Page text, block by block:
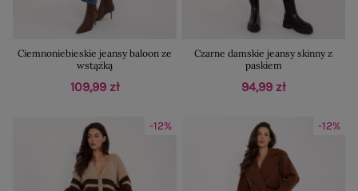
Ciemnoniebieskie jeansy baloon ze
wstążką
109,99 zł
Czarne damskie jeansy skinny z
paskiem
94,99 zł
-12% -12%